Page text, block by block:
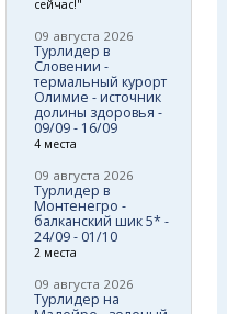
сейчас!"
09 августа 2026
Турлидер в
Словении -
термальный курорт
Олимие - источник
долины здоровья -
09/09 - 16/09
4 места
09 августа 2026
Турлидер в
Монтенегро -
балканский шик 5* -
24/09 - 01/10
2 места
09 августа 2026
Турлидер на